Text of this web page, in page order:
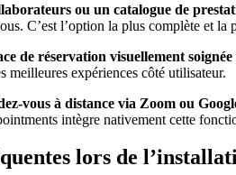
ou un catalogue de
C’est l’option la plus complète et la
de réservation visuellement
expériences côté utilisateur.
vous à distance via Zoom ou
intègre nativement cette
lors de